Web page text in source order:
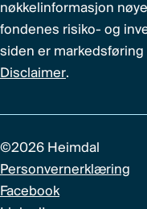
nøkkelinformasjon
fondenes risiko- og
siden er
Disclaimer.
©2026 Heimdal
Personvernerklæring
Facebook